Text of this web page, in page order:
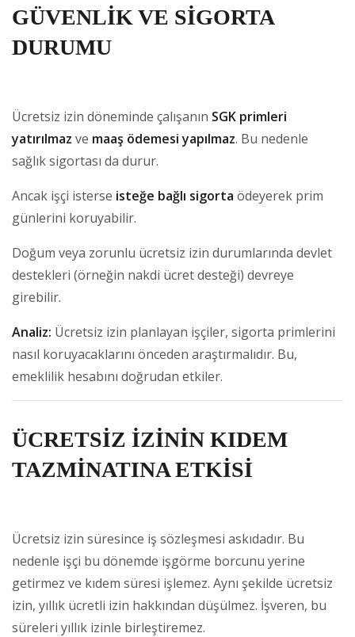
GÜVENLİK VE SİGORTA
DURUMU
Ücretsiz izin döneminde çalışanın SGK primleri
yatırılmaz ve maaş ödemesi yapılmaz. Bu nedenle
sağlık sigortası da durur.
Ancak işçi isterse isteğe bağlı sigorta ödeyerek prim
günlerini koruyabilir.
Doğum veya zorunlu ücretsiz izin durumlarında devlet
destekleri (örneğin nakdi ücret desteği) devreye
girebilir.
Analiz: Ücretsiz izin planlayan işçiler, sigorta primlerini
nasıl koruyacaklarını önceden araştırmalıdır. Bu,
emeklilik hesabını doğrudan etkiler.
ÜCRETSİZ İZİNİN KIDEM
TAZMİNATINA ETKİSİ
Ücretsiz izin süresince iş sözleşmesi askıdadır. Bu
nedenle işçi bu dönemde işgörme borcunu yerine
getirmez ve kıdem süresi işlemez. Aynı şekilde ücretsiz
izin, yıllık ücretli izin hakkından düşülmez. İşveren, bu
süreleri yıllık izinle birleştiremez.